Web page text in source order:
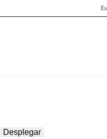
Desplegar